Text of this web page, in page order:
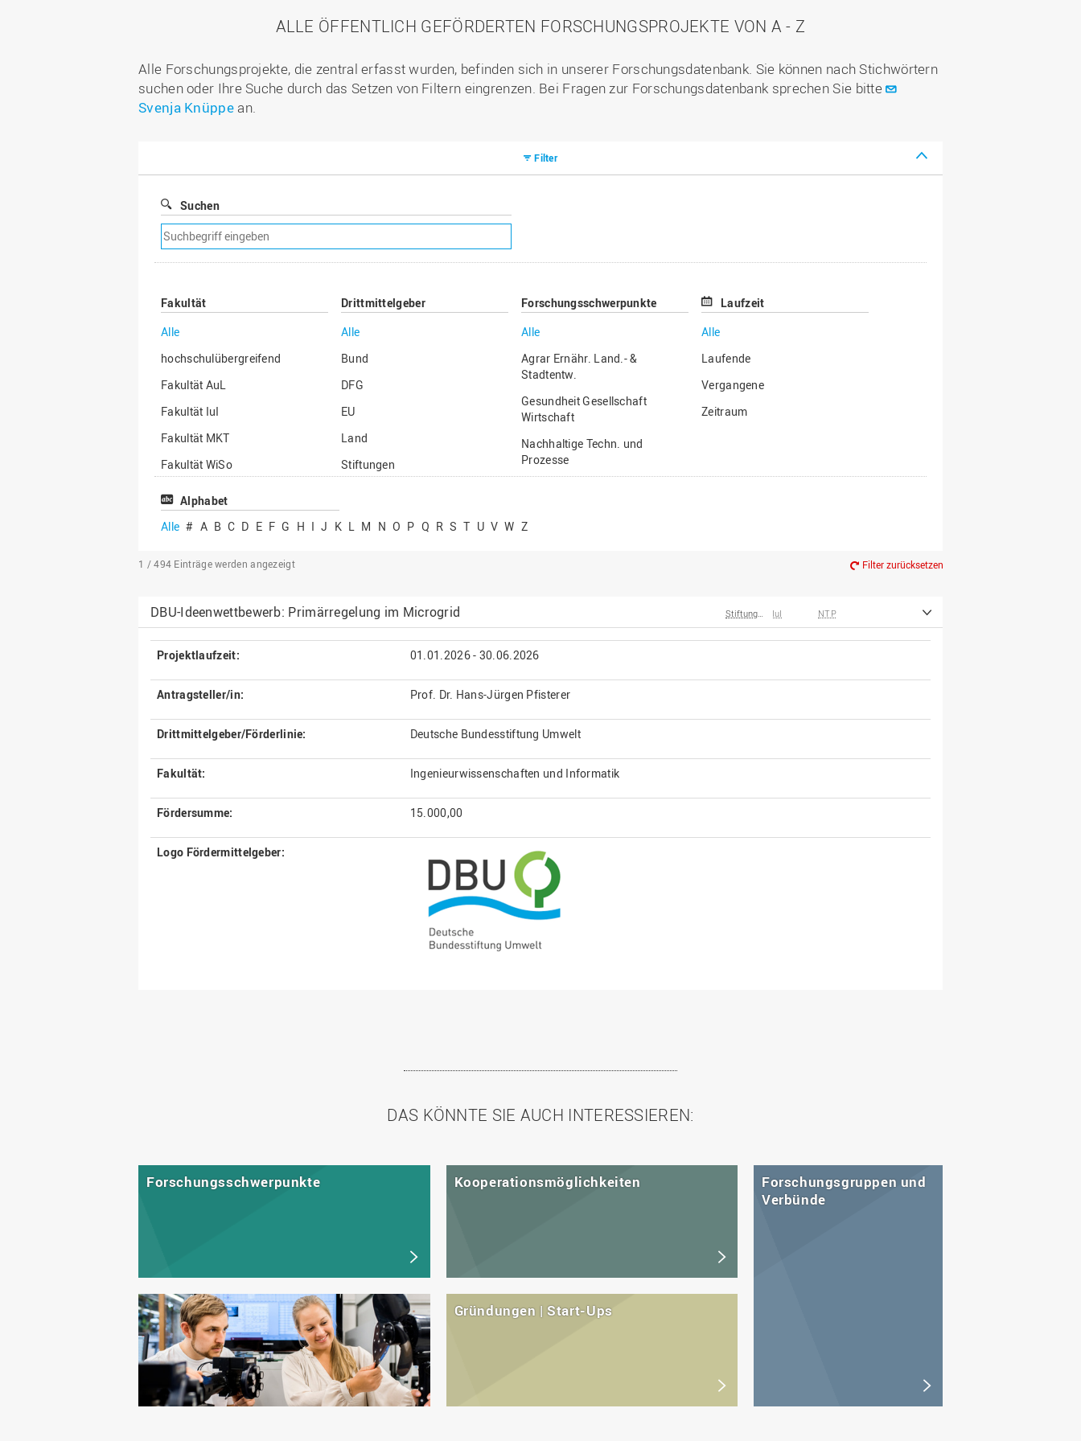
ALLE ÖFFENTLICH GEFÖRDERTEN FORSCHUNGSPROJEKTE VON A - Z
Alle Forschungsprojekte, die zentral erfasst wurden, befinden sich in unserer Forschungsdatenbank. Sie können nach Stichwörtern
suchen oder Ihre Suche durch das Setzen von Filtern eingrenzen. Bei Fragen zur Forschungsdatenbank sprechen Sie bitte
Svenja Knüppean.
Filter
Suchen
Suchfilter
entfernen
Fakultät
Alle
hochschulübergreifend
Fakultät AuL
Fakultät IuI
Fakultät MKT
Fakultät WiSo
Institut für Musik
Drittmittelgeber
Alle
Bund
DFG
EU
Land
Stiftungen
Forschungsschwerpunkte
Alle
Agrar Ernähr. Land.- &
Stadtentw.
Gesundheit Gesellschaft
Wirtschaft
Nachhaltige Techn. und
Prozesse
Laufzeit
Alle
Laufende
Vergangene
Zeitraum
Alphabet
Alle # A B C D E F G H I J K L M N O P Q R S T U V W Z
1 / 494 Einträge werden angezeigt Filter zurücksetzen
DBU-Ideenwettbewerb: Primärregelung im Microgrid IuI NTP
Projektlaufzeit: 01.01.2026 - 30.06.2026
Antragsteller/in: Prof. Dr. Hans-Jürgen Pfisterer
Drittmittelgeber/Förderlinie: Deutsche Bundesstiftung Umwelt
Fakultät: Ingenieurwissenschaften und Informatik
Fördersumme: 15.000,00
Logo Fördermittelgeber:
DAS KÖNNTE SIE AUCH INTERESSIEREN:
Forschungsschwerpunkte Kooperationsmöglichkeiten
Gründungen | Start-Ups
Forschungsgruppen und
Verbünde